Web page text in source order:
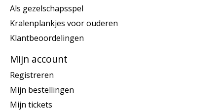
Als gezelschapsspel
Kralenplankjes voor ouderen
Klantbeoordelingen
Mijn account
Registreren
Mijn bestellingen
Mijn tickets